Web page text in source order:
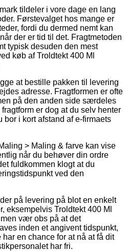
tildeler i vore dage en lang
Førstevalget hos mange er
fordi du dermed nemt kan
der er tid til det. Fragtmetoden
typisk desuden den mest
køb af Troldtekt 400 Ml
at bestille pakken til levering
adresse. Fragtformen er ofte
på den anden side særdeles
er dog at du selv henter
i kort afstand af e-firmaets
> Maling & farve kan vise
når du behøver din ordre
fuldkommen klogt at du
ved den
på levering på blot en enkelt
eksempelvis Troldtekt 400 Ml
vær obs på at det
inden et angivent tidspunkt,
en chance for at nå at få dit
har fri.